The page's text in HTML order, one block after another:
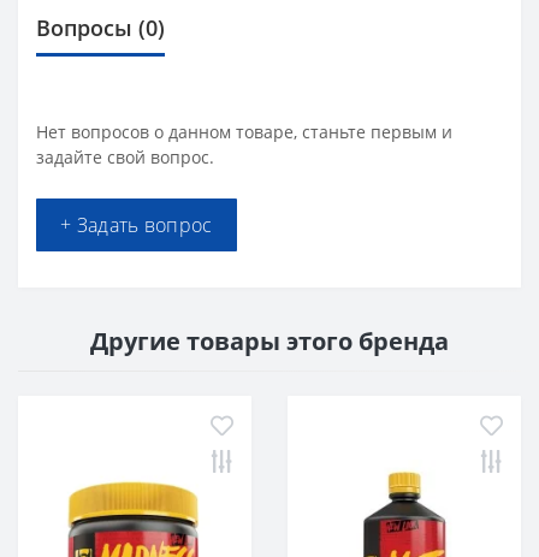
Вопросы (0)
Нет вопросов о данном товаре, станьте первым и
задайте свой вопрос.
+ Задать вопрос
Другие товары этого бренда